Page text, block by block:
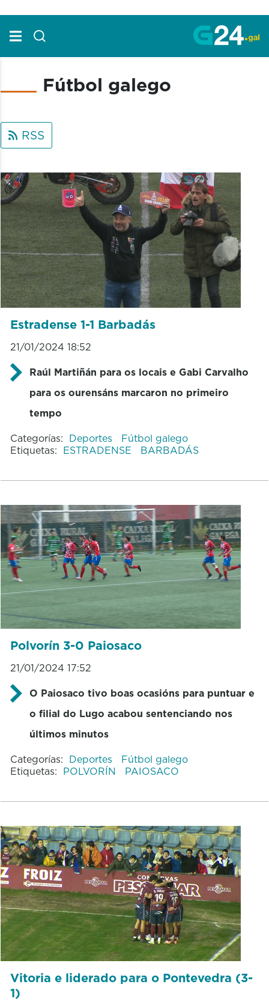
Fútbol galego
RSS
Estradense 1-1 Barbadás
21/01/2024 18:52
Raúl Martiñán para os locais e Gabi Carvalho
para os ourensáns marcaron no primeiro
tempo
Categorías: Deportes
Fútbol galego
Etiquetas: ESTRADENSE BARBADÁS
Polvorín 3-0 Paiosaco
21/01/2024 17:52
O Paiosaco tivo boas ocasións para puntuar e
o filial do Lugo acabou sentenciando nos
últimos minutos
Categorías: Deportes
Fútbol galego
Etiquetas: POLVORÍN PAIOSACO
Vitoria e liderado para o Pontevedra (3-
1)